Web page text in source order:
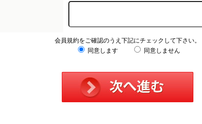
会員規約をご確認のうえ下記にチェックして下さい。
同意します
同意しません